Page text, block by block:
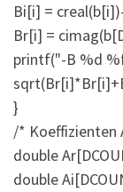
Bi[i] =
Br[i] =
printf("-B %d
}
/* Koeffizienten
double
double